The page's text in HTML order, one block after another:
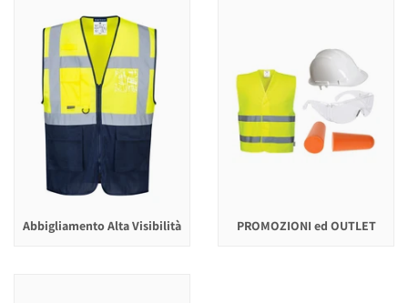
Abbigliamento Alta Visibilità PROMOZIONI ed OUTLET